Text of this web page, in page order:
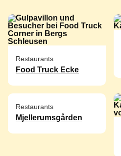
Restaurants
Food Truck Ecke
Restaurants
Mjellerumsgården